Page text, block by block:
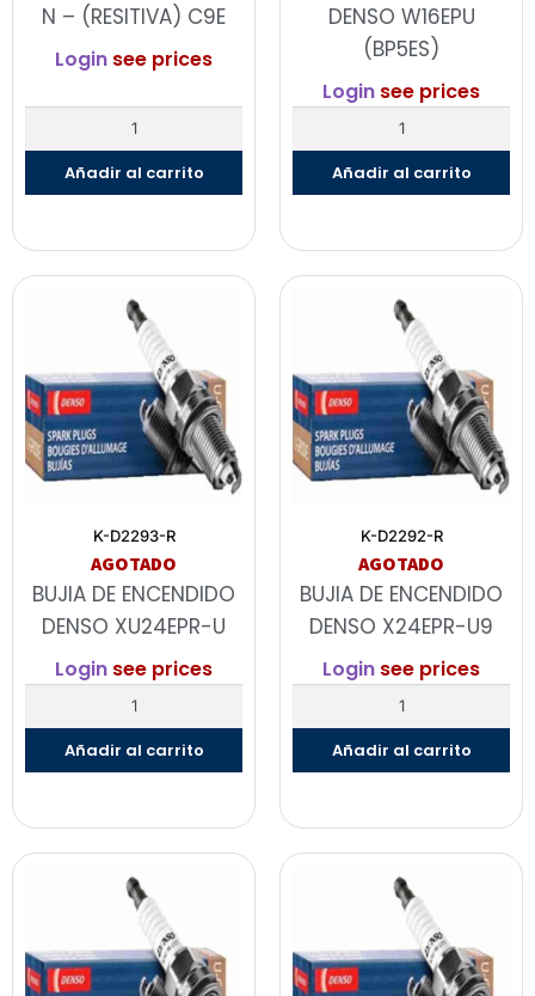
N – (RESITIVA) C9E
Login see prices
Añadir al carrito
DENSO W16EPU
(BP5ES)
Login see prices
Añadir al carrito
K-D2293-R
AGOTADO
BUJIA DE ENCENDIDO
DENSO XU24EPR-U
Login see prices
Añadir al carrito
K-D2292-R
AGOTADO
BUJIA DE ENCENDIDO
DENSO X24EPR-U9
Login see prices
Añadir al carrito